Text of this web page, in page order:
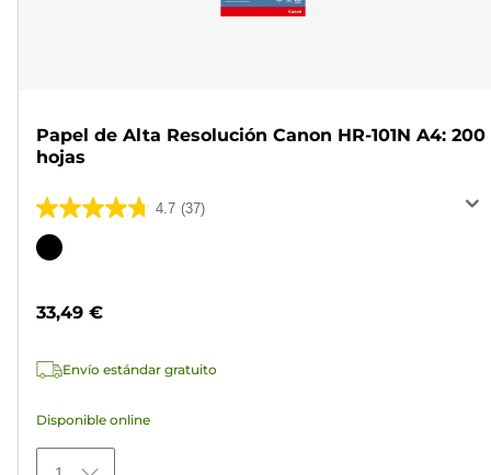
Papel de Alta Resolución Canon HR-101N A4: 200
hojas
4.7 (37)
4.7
de
37
Cartucho
33,49 €
Envío estándar gratuito
Disponible online